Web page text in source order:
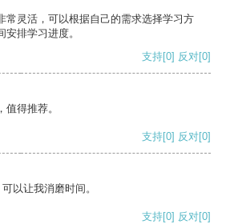
常灵活，可以根据自己的需求选择学习方
排学习进度。
支持[0] 反对[0]
得推荐。
支持[0] 反对[0]
以让我消磨时间。
支持[0] 反对[0]